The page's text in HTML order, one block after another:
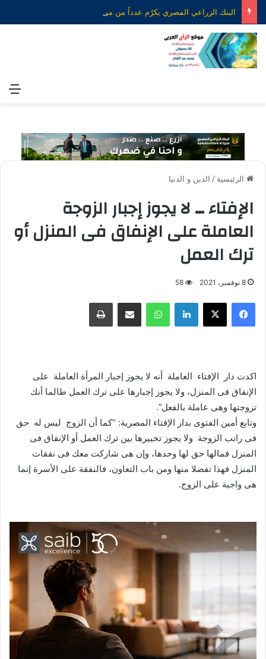
الرئيسية / الدين و الدنيا
الإفتاء … لا يجوز إجبار الزوجة
العاملة على الإنفاق فى المنزل أو
ترك العمل
8 نوفمبر، 2021 58
فيسبوك X لينكدإن واتساب مشاركة عبر البريد طباعة
اكدت دار الإفتاء العاملة أنه لا يجوز إجبار المرأة العاملة على
الإنفاق فى المنزل، ولا يجوز إجبارها على ترك العمل طالما أنك
تزوجتها وهى عاملة بالفعل”.
وتابع أمين الفتوى بدار الإفتاء المصرية: “كما أن الزوج ليس له حق
فى راتب الزوجة ولا يجوز تخييرها بين ترك العمل أو الإنفاق فى
المنزل فمالها حق لها وحدها، وإن هى شاركت معك فى نفقات
المنزل فهذا تفضلا منها ومن باب التعاون، فالنفقة على الأسرة إنما
هى واجبة على الزوج.